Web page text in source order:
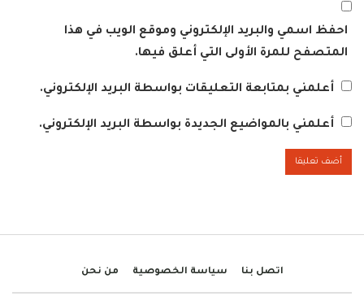
احفظ اسمي والبريد الإلكتروني وموقع الويب في هذا
المتصفح للمرة الأولى التي أعلق فيها.
أعلمني بمتابعة التعليقات بواسطة البريد الإلكتروني.
أعلمني بالمواضيع الجديدة بواسطة البريد الإلكتروني.
اتصل بنا سياسة الخصوصية من نحن